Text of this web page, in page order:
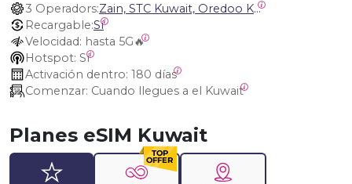
3 Operadors:
Zain, STC Kuwait, Oredoo Kuwait
Recargable:Sí
Velocidad: hasta 5G🔥
Hotspot: Sí
Activación dentro: 180 días
Comenzar: Cuando llegues a el Kuwait
Planes eSIM Kuwait